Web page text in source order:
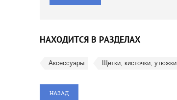
НАХОДИТСЯ В РАЗДЕЛАХ
Аксессуары Щетки, кисточки, утюжки
НАЗАД